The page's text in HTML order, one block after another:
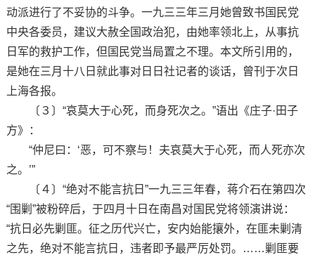
动派进行了不妥协的斗争。一九三三年三月她曾致书国民党
中央各委员，建议大赦全国政治犯，由她率领北上，从事抗
日军的救护工作，但国民党当局置之不理。本文所引用的，
是她在三月十八日就此事对日日社记者的谈话，曾刊于次日
上海各报。
〔３〕“哀莫大于心死，而身死次之。”语出《庄子·田子
方》：
“仲尼曰：‘恶，可不察与！夫哀莫大于心死，而人死亦次
之。’”
〔４〕“绝对不能言抗日”一九三三年春，蒋介石在第四次
“围剿”被粉碎后，于四月十日在南昌对国民党将领演讲说：
“抗日必先剿匪。征之历代兴亡，安内始能攘外，在匪未剿清
之先，绝对不能言抗日，违者即予最严厉处罚。……剿匪要